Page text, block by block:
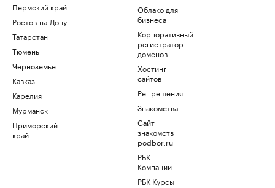
Пермский край
Ростов-на-Дону
Татарстан
Тюмень
Черноземье
Кавказ
Карелия
Мурманск
Приморский
край
Облако для
бизнеса
Корпоративный
регистратор
доменов
Хостинг
сайтов
Рег.решения
Знакомства
Сайт
знакомств
podbor.ru
РБК
Компании
РБК Курсы